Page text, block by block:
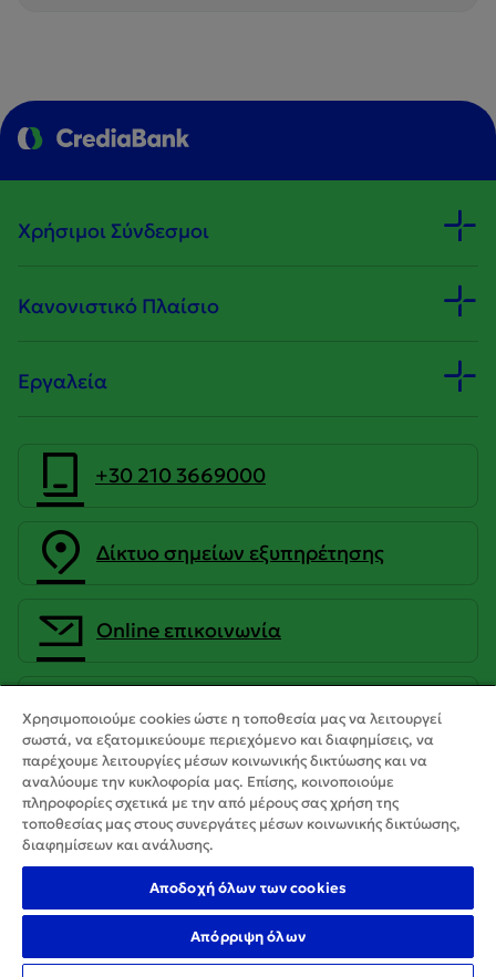
Χρήσιμοι Σύνδεσμοι
Κανονιστικό Πλαίσιο
Εργαλεία
+30 210 3669000
Δίκτυο σημείων εξυπηρέτησης
Οnline επικοινωνία
CrediaBank Ανώνυμη Τραπεζική
Εταιρεία
Χρησιμοποιούμε cookies ώστε η τοποθεσία μας να λειτουργεί
σωστά, να εξατομικεύουμε περιεχόμενο και διαφημίσεις, να
παρέχουμε λειτουργίες μέσων κοινωνικής δικτύωσης και να
αναλύουμε την κυκλοφορία μας. Επίσης, κοινοποιούμε
πληροφορίες σχετικά με την από μέρους σας χρήση της
τοποθεσίας μας στους συνεργάτες μέσων κοινωνικής δικτύωσης,
διαφημίσεων και ανάλυσης.
Αποδοχή όλων των cookies
Απόρριψη όλων